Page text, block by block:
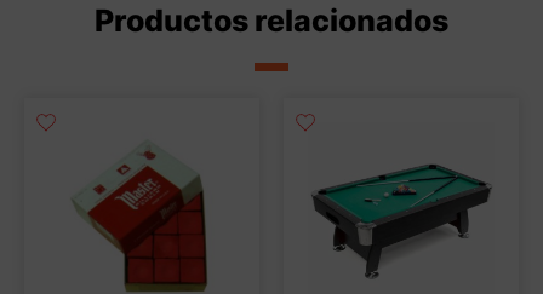
Productos relacionados